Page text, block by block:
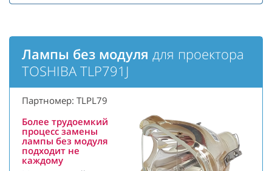
Лампы без модуля для проектора
TOSHIBA TLP791J
Партномер: TLPL79
Более трудоемкий
процесс замены
лампы без модуля
подходит не
каждому